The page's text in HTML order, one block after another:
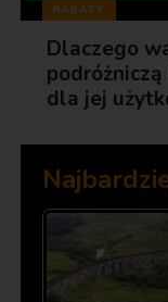
RABATY
Dlaczego
dla jej